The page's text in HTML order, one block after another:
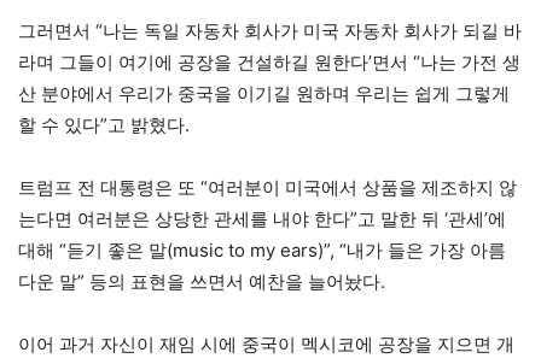
그러면서 “나는 독일 자동차 회사가 미국 자동차 회사가 되길 바
라며 그들이 여기에 공장을 건설하길 원한다’면서 “나는 가전 생
산 분야에서 우리가 중국을 이기길 원하며 우리는 쉽게 그렇게
할 수 있다”고 밝혔다.
트럼프 전 대통령은 또 “여러분이 미국에서 상품을 제조하지 않
는다면 여러분은 상당한 관세를 내야 한다”고 말한 뒤 ‘관세’에
대해 “듣기 좋은 말(music to my ears)”, “내가 들은 가장 아름
다운 말” 등의 표현을 쓰면서 예찬을 늘어놨다.
이어 과거 자신이 재임 시에 중국이 멕시코에 공장을 지으면 개